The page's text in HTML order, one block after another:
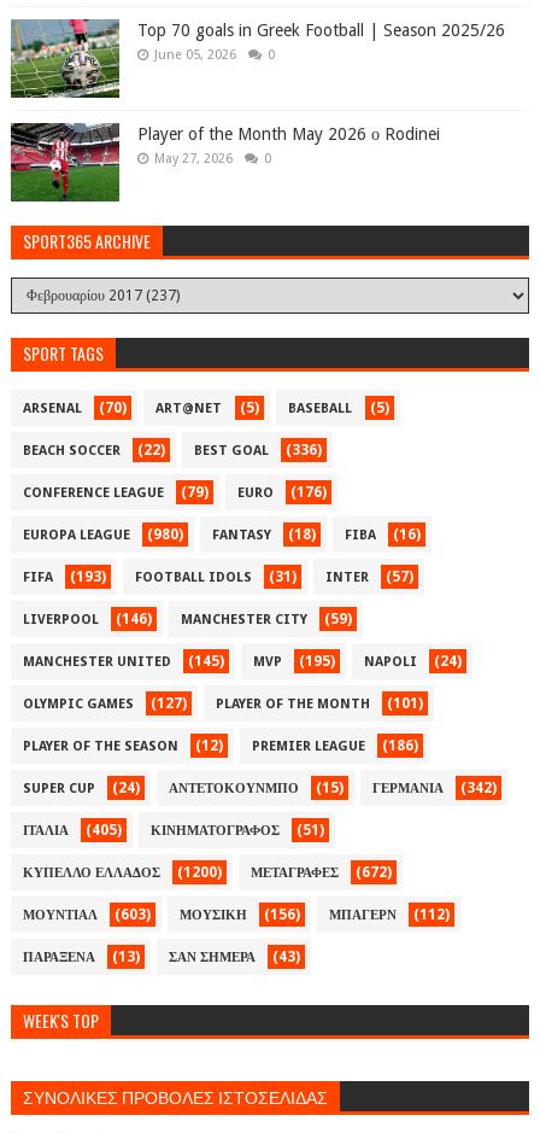
Top 70 goals in Greek Football | Season 2025/26
June 05, 2026 0
Player of the Month May 2026 ο Rodinei
May 27, 2026 0
SPORT365 ARCHIVE
SPORT TAGS
ARSENAL (70) ART@NET (5) BASEBALL (5)
BEACH SOCCER (22) BEST GOAL (336)
CONFERENCE LEAGUE (79) EURO (176)
EUROPA LEAGUE (980) FANTASY (18) FIBA (16)
FIFA (193) FOOTBALL IDOLS (31) INTER (57)
LIVERPOOL (146) MANCHESTER CITY (59)
MANCHESTER UNITED (145) MVP (195) NAPOLI (24)
OLYMPIC GAMES (127) PLAYER OF THE MONTH (101)
PLAYER OF THE SEASON (12) PREMIER LEAGUE (186)
SUPER CUP (24) ΑΝΤΕΤΟΚΟΥΝΜΠΟ (15) ΓΕΡΜΑΝΙΑ (342)
ΙΤΑΛΙΑ (405) ΚΙΝΗΜΑΤΟΓΡΑΦΟΣ (51)
ΚΥΠΕΛΛΟ ΕΛΛΑΔΟΣ (1200) ΜΕΤΑΓΡΑΦΕΣ (672)
ΜΟΥΝΤΙΑΛ (603) ΜΟΥΣΙΚΗ (156) ΜΠΑΓΕΡΝ (112)
ΠΑΡΑΞΕΝΑ (13) ΣΑΝ ΣΗΜΕΡΑ (43)
WEEK'S TOP
ΣΥΝΟΛΙΚΕΣ ΠΡΟΒΟΛΕΣ ΙΣΤΟΣΕΛΙΔΑΣ